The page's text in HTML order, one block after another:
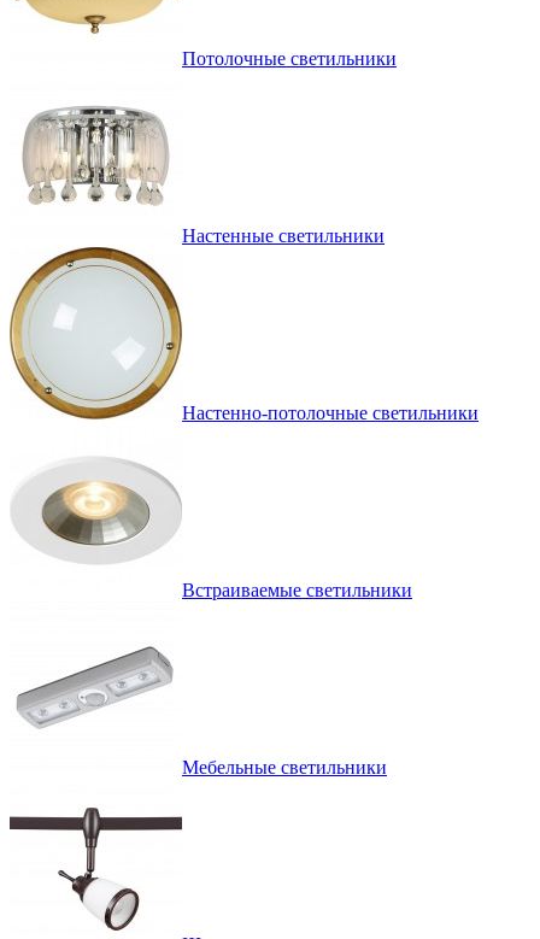
Потолочные светильники
Настенные светильники
Настенно-потолочные светильники
Встраиваемые светильники
Мебельные светильники